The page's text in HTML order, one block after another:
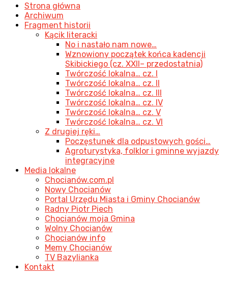
Strona główna
Archiwum
Fragment historii
Kącik literacki
No i nastało nam nowe…
Wznowiony początek końca kadencji
Skibickiego (cz. XXII– przedostatnia)
Twórczość lokalna… cz. I
Twórczość lokalna… cz. II
Twórczość lokalna… cz. III
Twórczość lokalna… cz. IV
Twórczość lokalna… cz. V
Twórczość lokalna… cz. VI
Z drugiej ręki…
Poczęstunek dla odpustowych gości…
Agroturystyka, folklor i gminne wyjazdy
integracyjne
Media lokalne
Chocianów.com.pl
Nowy Chocianów
Portal Urzędu Miasta i Gminy Chocianów
Radny Piotr Piech
Chocianów moja Gmina
Wolny Chocianów
Chocianów info
Memy Chocianów
TV Bazylianka
Kontakt